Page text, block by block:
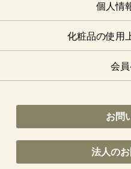
個人情
化粧品の使用
会
お問
法人の